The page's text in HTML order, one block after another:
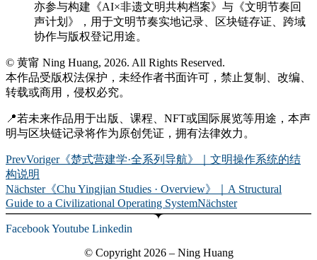
亦参与构建《AI×非遗文明共构档案》与《文明节奏回
声计划》，用于文明节奏实地记录、区块链存证、跨域
协作与版权登记用途。
© 黄甯 Ning Huang, 2026. All Rights Reserved.
本作品受版权法保护，未经作者书面许可，禁止复制、改编、
转载或商用，侵权必究。
📍若未来作品用于出版、课程、NFT或国际展览等用途，本声
明与区块链记录将作为原创凭证，拥有法律效力。
PrevVoriger《楚式营建学·全系列导航》｜文明操作系统的结
构说明
Nächster《Chu Yingjian Studies · Overview》｜A Structural
Guide to a Civilizational Operating SystemNächster
FacebookYoutube Linkedin
© Copyright 2026 – Ning Huang